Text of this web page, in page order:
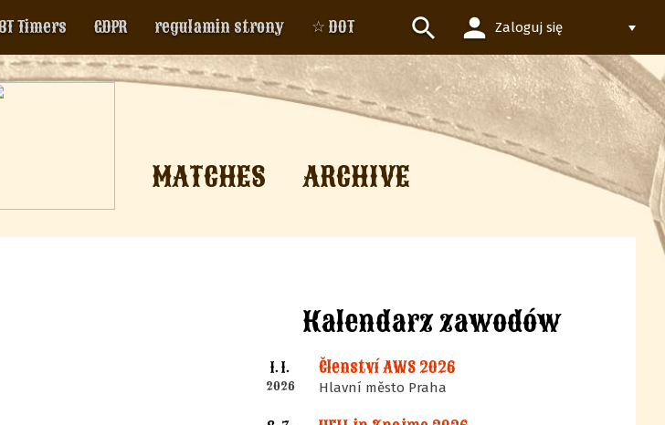
search person Zaloguj się
Timers GDPR regulamin strony ☆ DOT
MATCHES ARCHIVE
Kalendarz zawodów
1. 1.
2026
Členství AWS 2026
Hlavní město Praha